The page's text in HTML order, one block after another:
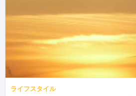
ライフスタイル